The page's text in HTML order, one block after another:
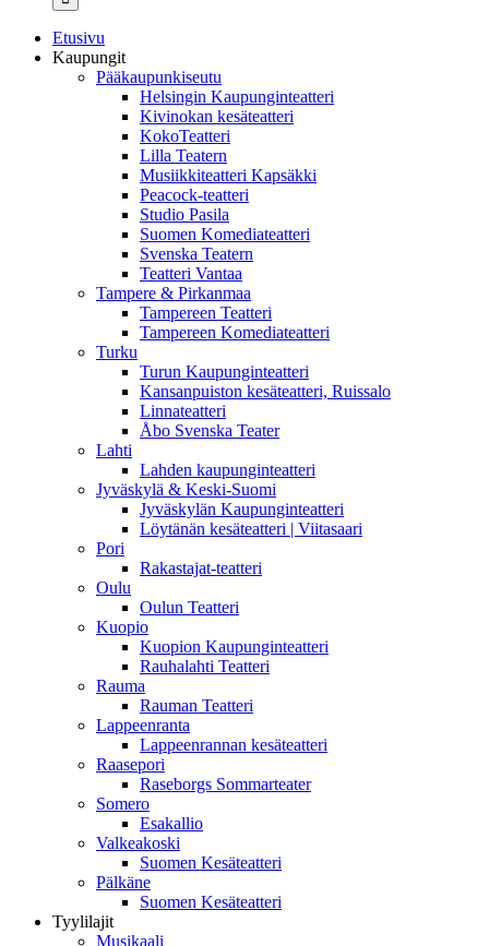
Etusivu
Kaupungit
Pääkaupunkiseutu
Helsingin Kaupunginteatteri
Kivinokan kesäteatteri
KokoTeatteri
Lilla Teatern
Musiikkiteatteri Kapsäkki
Peacock-teatteri
Studio Pasila
Suomen Komediateatteri
Svenska Teatern
Teatteri Vantaa
Tampere & Pirkanmaa
Tampereen Teatteri
Tampereen Komediateatteri
Turku
Turun Kaupunginteatteri
Kansanpuiston kesäteatteri, Ruissalo
Linnateatteri
Åbo Svenska Teater
Lahti
Lahden kaupunginteatteri
Jyväskylä & Keski-Suomi
Jyväskylän Kaupunginteatteri
Löytänän kesäteatteri | Viitasaari
Pori
Rakastajat-teatteri
Oulu
Oulun Teatteri
Kuopio
Kuopion Kaupunginteatteri
Rauhalahti Teatteri
Rauma
Rauman Teatteri
Lappeenranta
Lappeenrannan kesäteatteri
Raasepori
Raseborgs Sommarteater
Somero
Esakallio
Valkeakoski
Suomen Kesäteatteri
Pälkäne
Suomen Kesäteatteri
Tyylilajit
Musikaali